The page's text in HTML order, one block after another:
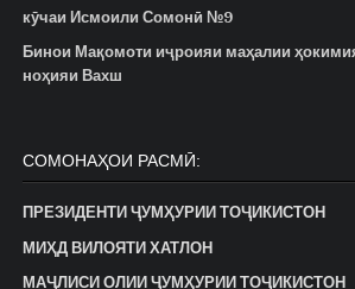
кӯчаи Исмоили Сомонӣ №9
Бинои Мақомоти иҷроияи маҳалии
ноҳияи Вахш
СОМОНАҲОИ РАСМӢ:
ПРЕЗИДЕНТИ ҶУМҲУРИИ ТОҶИКИСТОН
МИҲД ВИЛОЯТИ ХАТЛОН
МАҶЛИСИ ОЛИИ ҶУМҲУРИИ ТОҶИКИСТОН